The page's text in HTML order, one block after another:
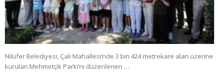
Nilüfer Belediyesi, Çalı Mahallesi’nde 3 bin 424 metrekare alan üzerine
kurulan Mehmetçik Parkı’nı düzenlenen …